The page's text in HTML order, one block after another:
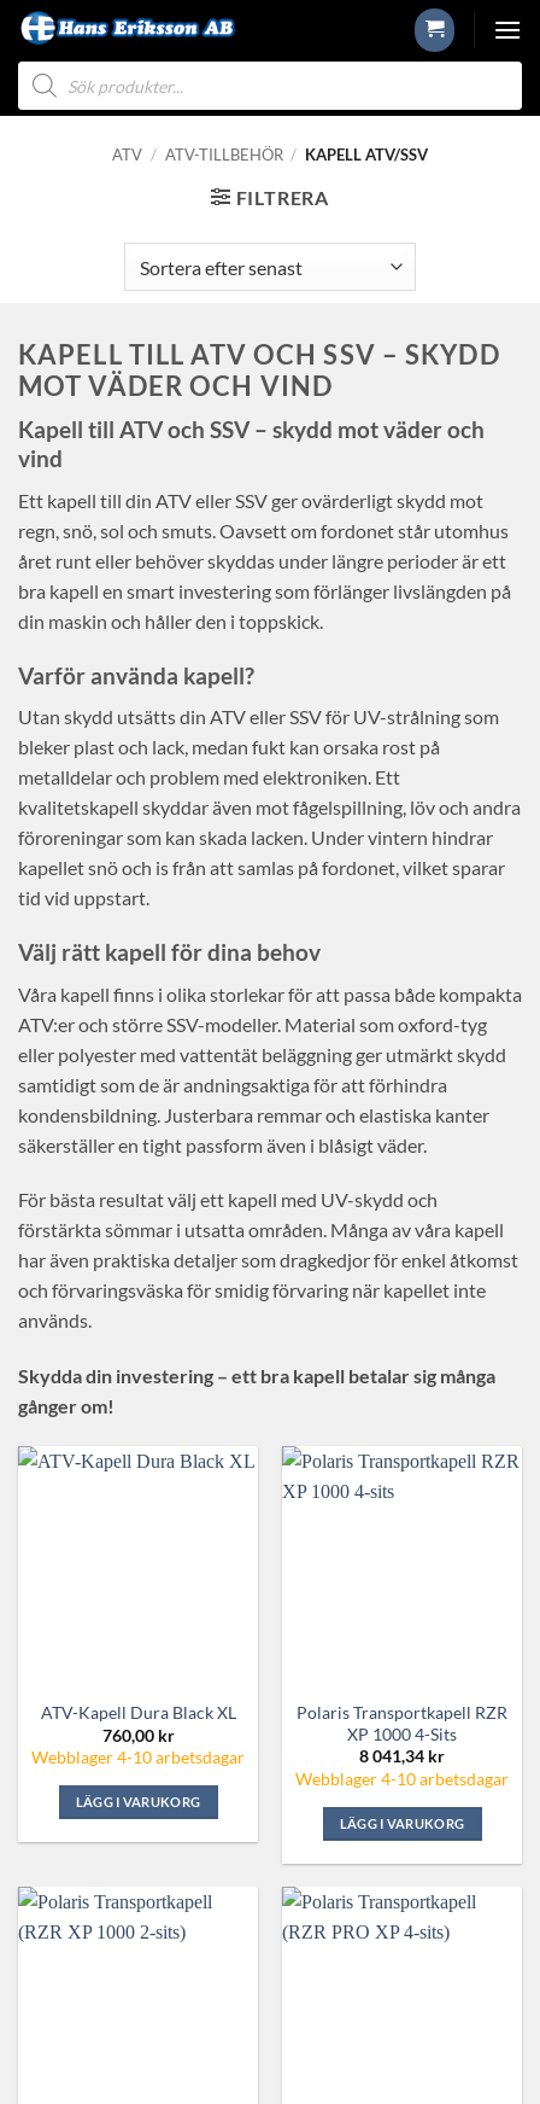
Skip
content
Produktsökning
ATV / ATV-TILLBEHÖR / KAPELL ATV/SSV
FILTRERA
KAPELL TILL ATV OCH SSV – SKYDD
MOT VÄDER OCH VIND
Kapell till ATV och SSV – skydd mot väder och
vind
Ett kapell till din ATV eller SSV ger ovärderligt skydd mot
regn, snö, sol och smuts. Oavsett om fordonet står utomhus
året runt eller behöver skyddas under längre perioder är ett
bra kapell en smart investering som förlänger livslängden på
din maskin och håller den i toppskick.
Varför använda kapell?
Utan skydd utsätts din ATV eller SSV för UV-strålning som
bleker plast och lack, medan fukt kan orsaka rost på
metalldelar och problem med elektroniken. Ett
kvalitetskapell skyddar även mot fågelspillning, löv och andra
föroreningar som kan skada lacken. Under vintern hindrar
kapellet snö och is från att samlas på fordonet, vilket sparar
tid vid uppstart.
Välj rätt kapell för dina behov
Våra kapell finns i olika storlekar för att passa både kompakta
ATV:er och större SSV-modeller. Material som oxford-tyg
eller polyester med vattentät beläggning ger utmärkt skydd
samtidigt som de är andningsaktiga för att förhindra
kondensbildning. Justerbara remmar och elastiska kanter
säkerställer en tight passform även i blåsigt väder.
För bästa resultat välj ett kapell med UV-skydd och
förstärkta sömmar i utsatta områden. Många av våra kapell
har även praktiska detaljer som dragkedjor för enkel åtkomst
och förvaringsväska för smidig förvaring när kapellet inte
används.
Skydda din investering – ett bra kapell betalar sig många
gånger om!
ATV-Kapell Dura Black XL
760,00 kr
Webblager 4-10 arbetsdagar
LÄGG I VARUKORG
Polaris Transportkapell RZR
XP 1000 4-Sits
8 041,34 kr
Webblager 4-10 arbetsdagar
LÄGG I VARUKORG